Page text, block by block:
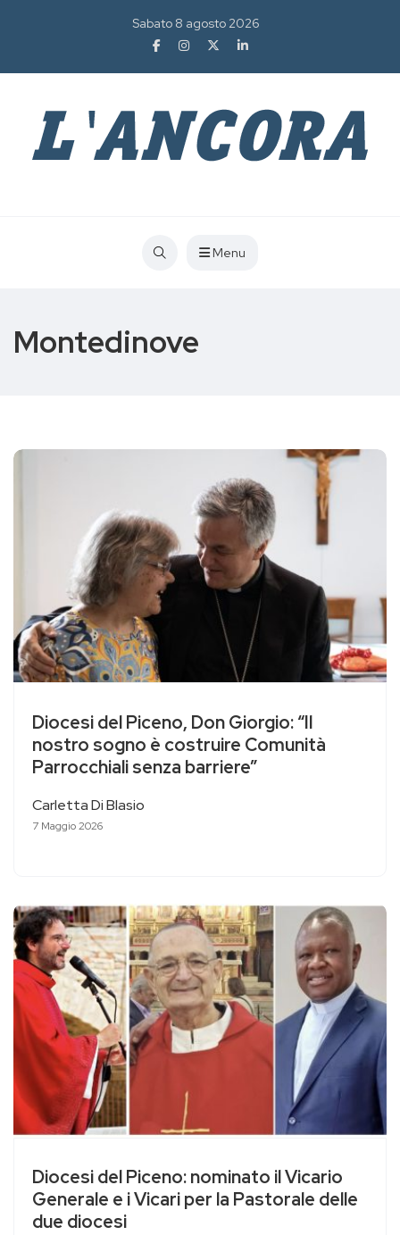
Sabato 8 agosto 2026
Menu
Montedinove
Diocesi del Piceno, Don Giorgio: “Il
nostro sogno è costruire Comunità
Parrocchiali senza barriere”
Carletta Di Blasio
7 Maggio 2026
Diocesi del Piceno: nominato il Vicario
Generale e i Vicari per la Pastorale delle
due diocesi